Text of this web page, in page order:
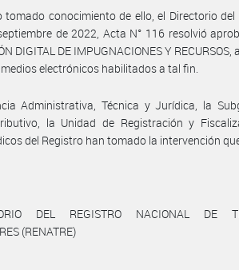
tomado conocimiento de ello, el Directorio del
de 2022, Acta N° 116 resolvió
DIGITAL DE IMPUGNACIONES Y
electrónicos habilitados a tal fin.
Administrativa, Técnica y Jurídica, la
la Unidad de Registración y
del Registro han tomado la intervención
DEL REGISTRO NACIONAL DE
(RENATRE)